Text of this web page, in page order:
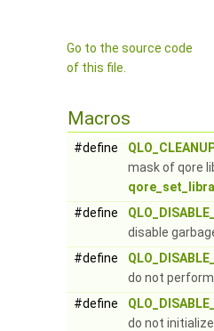
Go to the source code
of this file.
Macros
#define
mask of qore
#define
disable
#define
do not
#define
do not